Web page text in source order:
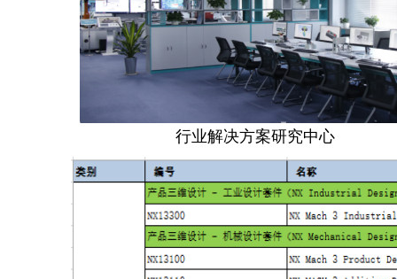
行业解决方案研究中心